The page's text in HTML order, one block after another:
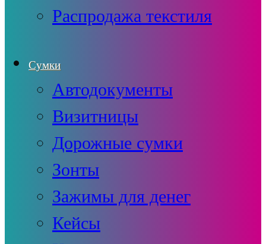
Распродажа текстиля
Сумки
Автодокументы
Визитницы
Дорожные сумки
Зонты
Зажимы для денег
Кейсы